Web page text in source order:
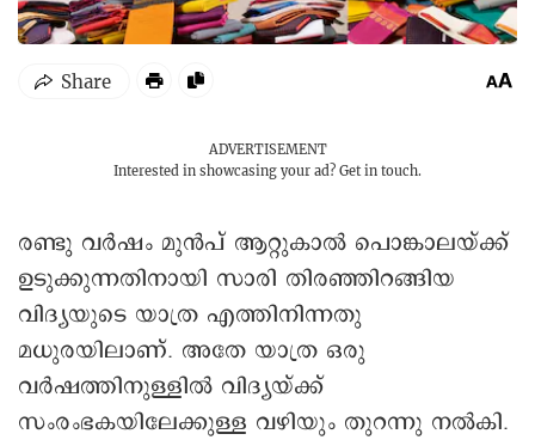
ADVERTISEMENT
Interested in showcasing your ad? Get in touch.
രണ്ടു വർഷം മുൻപ് ആറ്റുകാൽ പൊങ്കാലയ്ക്ക്
ഉടുക്കുന്നതിനായി സാരി തിരഞ്ഞിറങ്ങിയ
വിദ്യയുടെ യാത്ര എത്തിനിന്നതു
മധുരയിലാണ്. അതേ യാത്ര ഒരു
വർഷത്തിനുള്ളിൽ വിദ്യയ്ക്ക്
സംരംഭകയിലേക്കുള്ള വഴിയും തുറന്നു നൽകി.